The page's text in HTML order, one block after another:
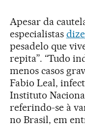
Apesar da
especialistas
pesadelo que
repita”. “Tudo
menos casos
Fabio Leal,
Instituto
referindo-se à
no Brasil, em